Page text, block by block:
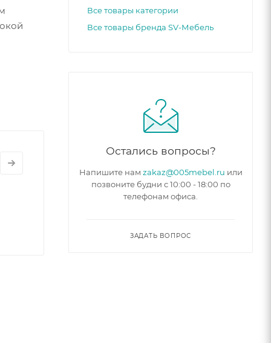
Все товары категории
Все товары бренда SV-Мебель
Остались вопросы?
Напишите нам zakaz@005mebel.ru или
позвоните будни с 10:00 - 18:00 по
телефонам офиса.
ЗАДАТЬ ВОПРОС